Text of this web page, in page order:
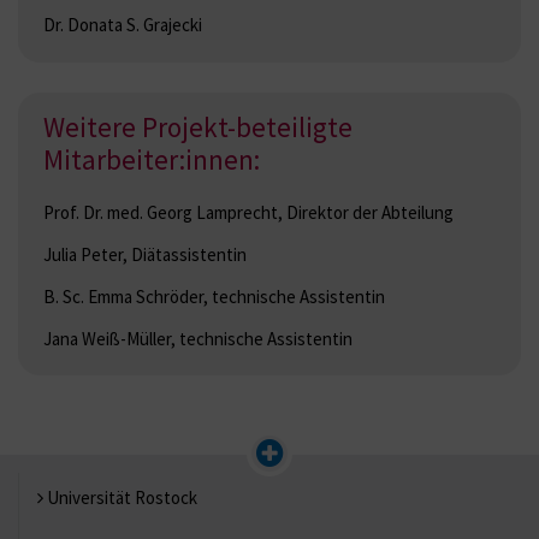
Dr. Donata S. Grajecki
Weitere Projekt-beteiligte
Mitarbeiter:innen:
Prof. Dr. med. Georg Lamprecht, Direktor der Abteilung
Julia Peter, Diätassistentin
B. Sc. Emma Schröder, technische Assistentin
Jana Weiß-Müller, technische Assistentin
Universität Rostock